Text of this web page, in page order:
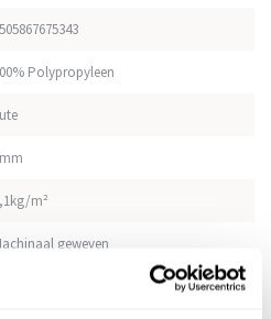
Polypropyleen
m²
geweven